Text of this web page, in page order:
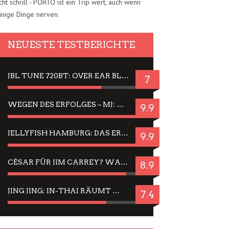
schrill - PORTO ist ein Trip wert, auch wenn
Dinge nerven.
NEUESTE TESTBERICHTE
JBL TUNE 720BT: OVER EAR BLUETOOTH KOPFHÖRER UM DIE 50,-€ IM DAUER-TEST 7
WEGEN DES ERFOLGES – MJ: MICHAEL JACKSON MUSICAL IN EINER MATINEE SEHEN 9.9
JELLYFISH HAMBURG: DAS ERFOLGREICHE SOMMER-MENÜ 2025 IN GEFÜHLEN UND BILDERN 9.9
CÉSAR FÜR JIM CARREY? WARUM DAS EINER DER NERVIGSTEN ACTORS IST UND BLEIBT 8.9
JING JING: IN-THAI RÄUMT WIEDER TITEL AB – EIN ZWEI-STUNDEN-ERLEBNISBERICHT 7.4